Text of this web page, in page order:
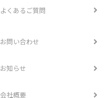
よくあるご質問
お問い合わせ
お知らせ
会社概要